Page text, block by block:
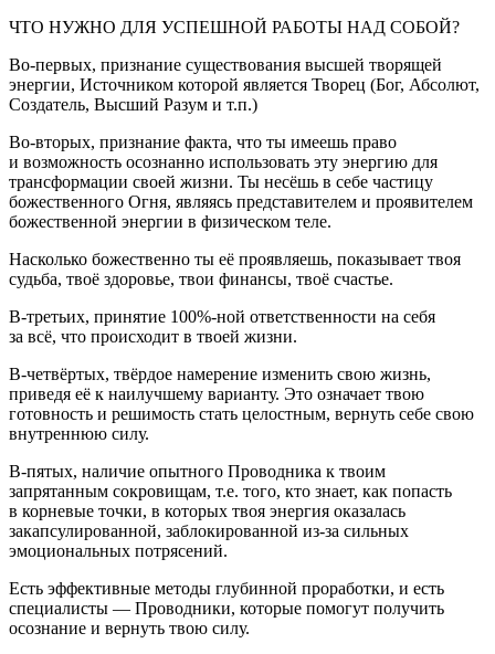
ЧТО НУЖНО ДЛЯ УСПЕШНОЙ РАБОТЫ НАД СОБОЙ?
Во-первых, признание существования высшей творящей
энергии, Источником которой является Творец (Бог, Абсолют,
Создатель, Высший Разум и т.п.)
Во-вторых, признание факта, что ты имеешь право
и возможность осознанно использовать эту энергию для
трансформации своей жизни. Ты несёшь в себе частицу
божественного Огня, являясь представителем и проявителем
божественной энергии в физическом теле.
Насколько божественно ты её проявляешь, показывает твоя
судьба, твоё здоровье, твои финансы, твоё счастье.
В-третьих, принятие 100%-ной ответственности на себя
за всё, что происходит в твоей жизни.
В-четвёртых, твёрдое намерение изменить свою жизнь,
приведя её к наилучшему варианту. Это означает твою
готовность и решимость стать целостным, вернуть себе свою
внутреннюю силу.
В-пятых, наличие опытного Проводника к твоим
запрятанным сокровищам, т.е. того, кто знает, как попасть
в корневые точки, в которых твоя энергия оказалась
закапсулированной, заблокированной из-за сильных
эмоциональных потрясений.
Есть эффективные методы глубинной проработки, и есть
специалисты — Проводники, которые помогут получить
осознание и вернуть твою силу.